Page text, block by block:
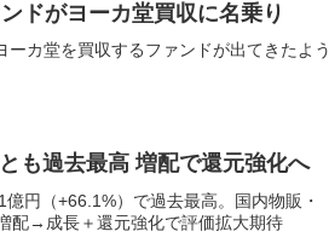
ドがヨーカ堂買収に名乗り
カ堂を買収するファンドが出てきたよう
も過去最高 増配で還元強化へ
円（+66.1%）で過去最高。国内物販・
配→成長＋還元強化で評価拡大期待